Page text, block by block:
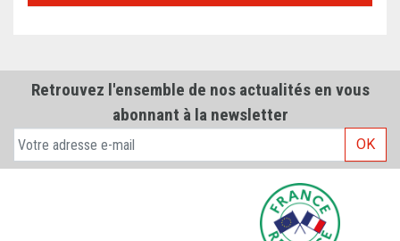
Retrouvez l'ensemble de nos actualités en vous
abonnant à la newsletter
OK